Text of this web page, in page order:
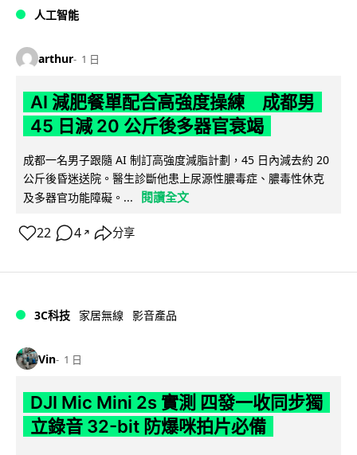
人工智能
arthur 1 日
AI 減肥餐單配合高強度操練 成都男
45 日減 20 公斤後多器官衰竭
成都一名男子跟隨 AI 制訂高強度減脂計劃，45 日內減去約 20
公斤後昏迷送院。醫生診斷他患上尿源性膿毒症、膿毒性休克
及多器官功能障礙。...
閱讀全文
22 4 ↗ 分享
3C科技 家居無線 影音產品
Vin 1 日
DJI Mic Mini 2s 實測 四發一收同步獨
立錄音 32-bit 防爆咪拍片必備